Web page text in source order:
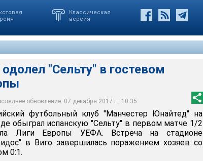
Классическая
версия
"Сельту" в гостевом
обновление: 07 декабря 2017 г., 10:35
в гостевом полуфинале Лиги Европы
футбольный клуб "Манчестер Юнайтед" на
обыграл испанскую "Сельту" в первом матче 1/2
Лиги Европы УЕФА. Встреча на стадионе
в Виго завершилась поражением хозяев со
0:1.